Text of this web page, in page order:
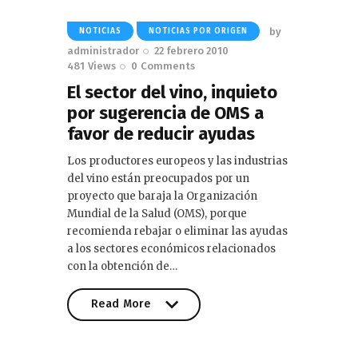
NOTICIAS NOTICIAS POR ORIGEN
by
administrador
22 febrero 2010
481 Views 0 Comments
El sector del vino, inquieto
por sugerencia de OMS a
favor de reducir ayudas
Los productores europeos y las industrias
del vino están preocupados por un
proyecto que baraja la Organización
Mundial de la Salud (OMS), porque
recomienda rebajar o eliminar las ayudas
a los sectores económicos relacionados
con la obtención de…
Read More